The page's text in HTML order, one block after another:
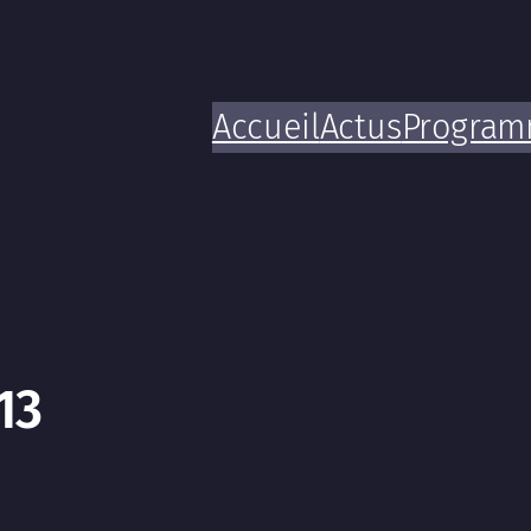
AccueilActus